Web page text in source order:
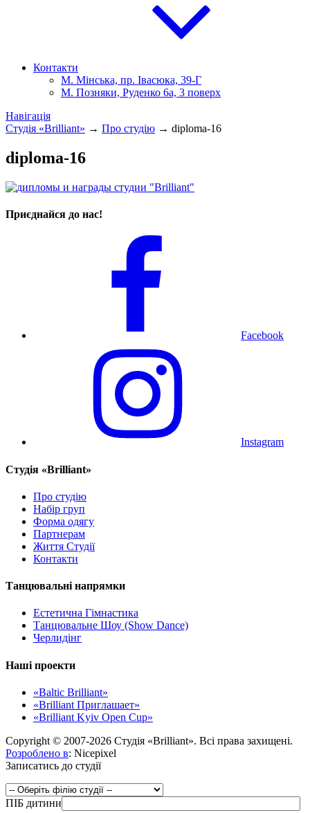
Контакти
М. Мінська, пр. Івасюка, 39-Г
М. Позняки, Руденко 6а, 3 поверх
Навігація
Студія «Brilliant» → Про студію → diploma-16
diploma-16
Приєднайся до нас!
Facebook
Instagram
Cтудія «Brilliant»
Про студію
Набір груп
Форма одягу
Партнерам
Життя Студії
Контакти
Танцювальні напрямки
Естетична Гімнастика
Танцювальне Шоу (Show Dance)
Черлидінг
Наші проекти
«Baltic Brilliant»
«Brilliant Приглашает»
«Brilliant Kyiv Open Cup»
Copyright © 2007-2026 Студія «Brilliant». Всі права захищені.
Розроблено в: Nicepixel
Записатись до студії
ПІБ дитини